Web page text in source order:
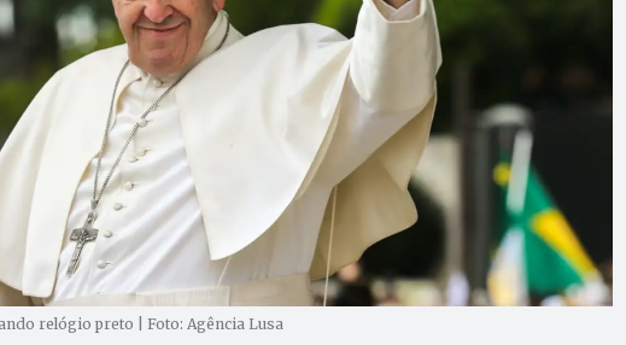
relógio preto | Foto: Agência Lusa